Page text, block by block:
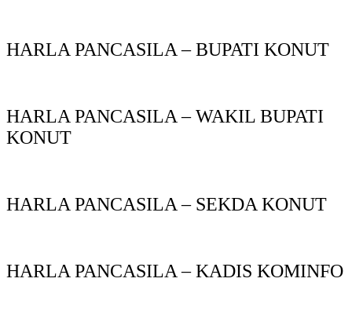
HARLA PANCASILA – BUPATI KONUT
HARLA PANCASILA – WAKIL BUPATI
KONUT
HARLA PANCASILA – SEKDA KONUT
HARLA PANCASILA – KADIS KOMINFO